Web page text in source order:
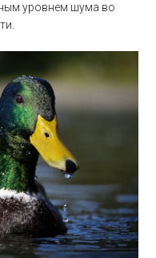
уровнем шума во